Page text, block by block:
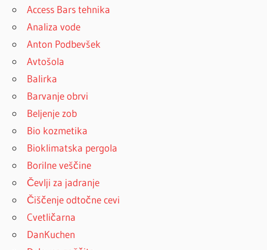
Access Bars tehnika
Analiza vode
Anton Podbevšek
Avtošola
Balirka
Barvanje obrvi
Beljenje zob
Bio kozmetika
Bioklimatska pergola
Borilne veščine
Čevlji za jadranje
Čiščenje odtočne cevi
Cvetličarna
DanKuchen